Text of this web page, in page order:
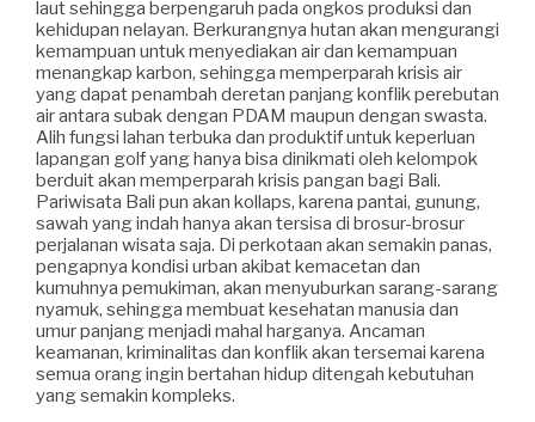
laut sehingga berpengaruh pada ongkos produksi dan
kehidupan nelayan. Berkurangnya hutan akan mengurangi
kemampuan untuk menyediakan air dan kemampuan
menangkap karbon, sehingga memperparah krisis air
yang dapat penambah deretan panjang konflik perebutan
air antara subak dengan PDAM maupun dengan swasta.
Alih fungsi lahan terbuka dan produktif untuk keperluan
lapangan golf yang hanya bisa dinikmati oleh kelompok
berduit akan memperparah krisis pangan bagi Bali.
Pariwisata Bali pun akan kollaps, karena pantai, gunung,
sawah yang indah hanya akan tersisa di brosur-brosur
perjalanan wisata saja. Di perkotaan akan semakin panas,
pengapnya kondisi urban akibat kemacetan dan
kumuhnya pemukiman, akan menyuburkan sarang-sarang
nyamuk, sehingga membuat kesehatan manusia dan
umur panjang menjadi mahal harganya. Ancaman
keamanan, kriminalitas dan konflik akan tersemai karena
semua orang ingin bertahan hidup ditengah kebutuhan
yang semakin kompleks.